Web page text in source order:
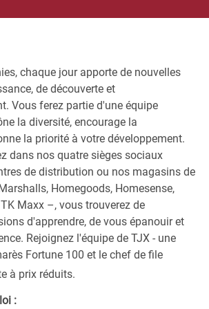
chaque jour apporte de nouvelles
de découverte et
Vous ferez partie d'une équipe
la diversité, encourage la
la priorité à votre développement.
dans nos quatre sièges sociaux
de distribution ou nos magasins de
Homegoods, Homesense,
Maxx –, vous trouverez de
d'apprendre, de vous épanouir et
Rejoignez l'équipe de TJX - une
Fortune 100 et le chef de file
à prix réduits.
: